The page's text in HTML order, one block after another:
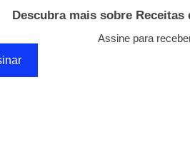
Descubra mais sobre
Assine para